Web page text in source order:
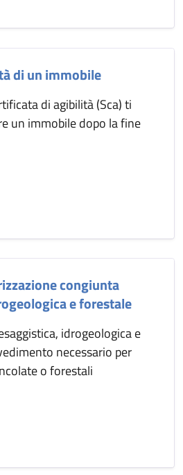
di un immobile
di agibilità (Sca) ti
un immobile dopo la fine
congiunta
e forestale
idrogeologica e
necessario per
o forestali